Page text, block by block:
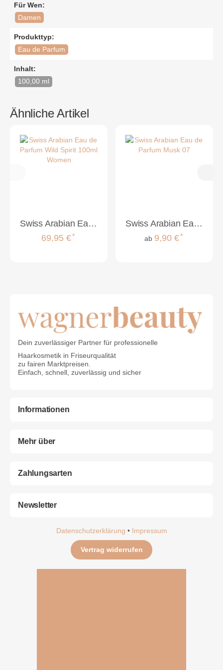
Für Wen:
Damen
Produkttyp:
Eau de Parfum
Inhalt:
100,00 ml
Ähnliche Artikel
Swiss Arabian Eau de Parfum Wild Spirit 100ml Women
69,95 €*
Swiss Arabian Eau de Parfum Musk 07
ab 9,90 €*
Dein zuverlässiger Partner für professionelle
Haarkosmetik in Friseurqualität
zu fairen Marktpreisen.
Einfach, schnell, zuverlässig und sicher
Informationen
Mehr über
Zahlungsarten
Newsletter
Datenschutzerklärung • Impressum
Vertrag widerrufen